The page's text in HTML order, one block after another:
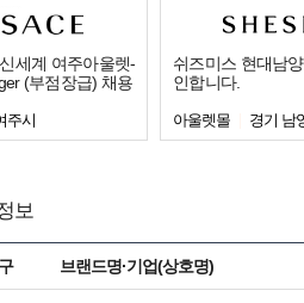
세계 여주아울렛-
(부점장급) 채용
주시
쉬즈미스 현대남
인합니다.
아울렛몰 경기 남
보
브랜드명·기업(상호명)